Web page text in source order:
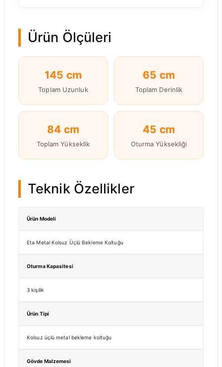
Ürün Ölçüleri
145 cm
Toplam Uzunluk
65 cm
Toplam Derinlik
84 cm
Toplam Yükseklik
45 cm
Oturma Yüksekliği
Teknik Özellikler
Ürün Modeli
Eta Metal Kolsuz Üçlü Bekleme Koltuğu
Oturma Kapasitesi
3 kişilik
Ürün Tipi
Kolsuz üçlü metal bekleme koltuğu
Gövde Malzemesi